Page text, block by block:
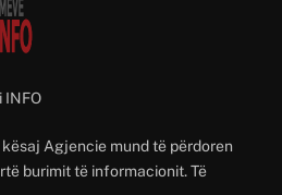
INFO
Agjencie mund të përdoren
burimit të informacionit. Të